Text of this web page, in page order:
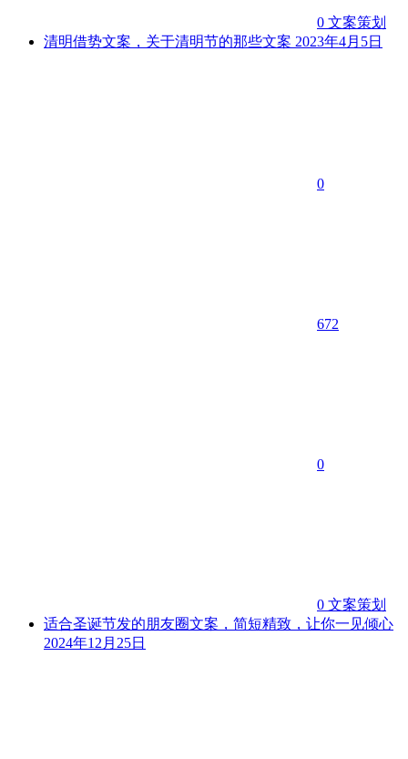
0 文案策划
清明借势文案，关于清明节的那些文案 2023年4月5日
0
672
0
0 文案策划
适合圣诞节发的朋友圈文案，简短精致，让你一见倾心
2024年12月25日